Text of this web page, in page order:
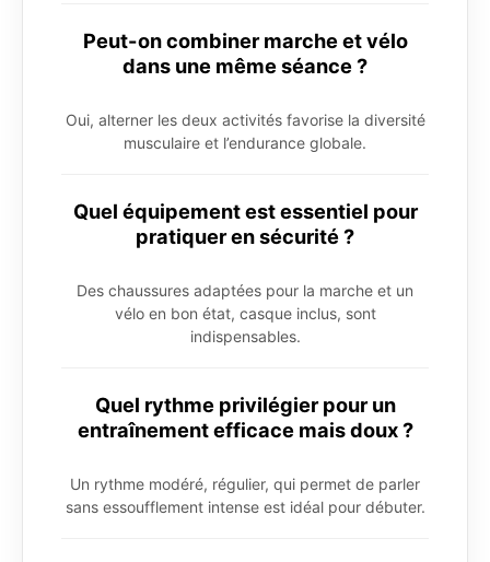
Peut-on combiner marche et vélo
dans une même séance ?
Oui, alterner les deux activités favorise la diversité
musculaire et l’endurance globale.
Quel équipement est essentiel pour
pratiquer en sécurité ?
Des chaussures adaptées pour la marche et un
vélo en bon état, casque inclus, sont
indispensables.
Quel rythme privilégier pour un
entraînement efficace mais doux ?
Un rythme modéré, régulier, qui permet de parler
sans essoufflement intense est idéal pour débuter.